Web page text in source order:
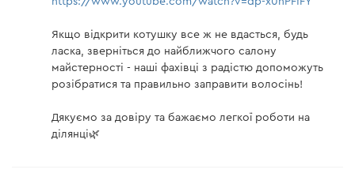
Смягченная плечевая накладка позволяет
работать с еще большим удобством, снижая
усталость в процессе работы.
Комплектация
Якщо відкрити котушку все ж не вдасться, будь
ласка, зверніться до найближчого салону
майстерності - наші фахівці з радістю допоможуть
розібратися та правильно заправити волосінь!
Дякуємо за довіру та бажаємо легкої роботи на
ділянці🌿